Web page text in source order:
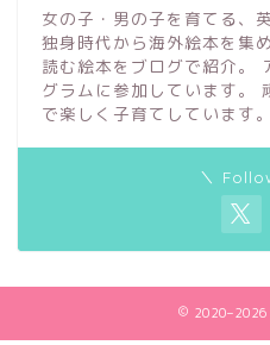
女の子・男の子を育てる、
独身時代から海外絵本を集
読む絵本をブログで紹介。
グラムに参加しています。
で楽しく子育てしています。
＼
2020–2026